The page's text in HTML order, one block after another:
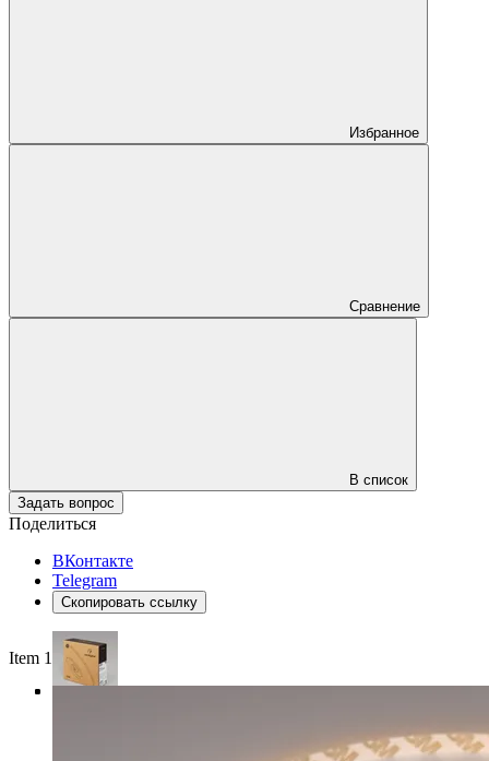
Избранное
Сравнение
В список
Задать вопрос
Поделиться
ВКонтакте
Telegram
Скопировать ссылку
Item 1 of 4